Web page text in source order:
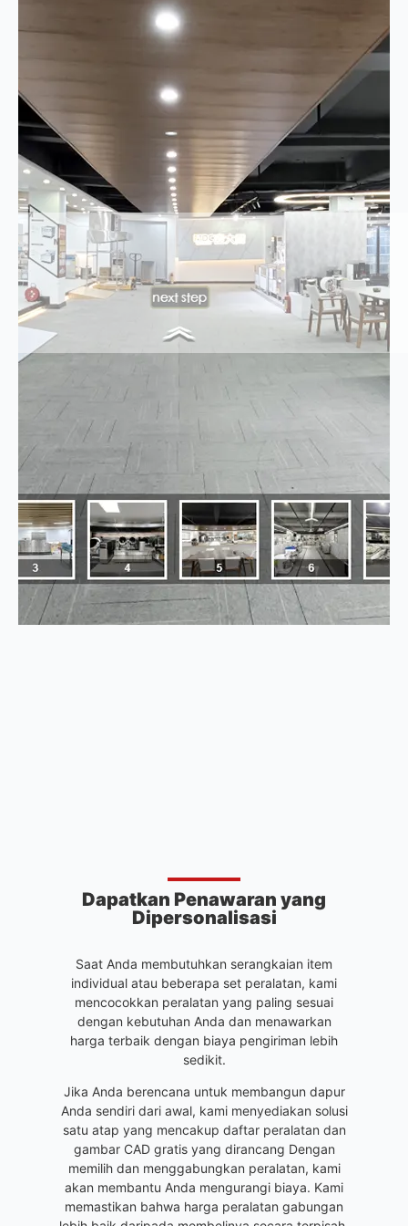
Dapatkan Penawaran yang
Dipersonalisasi
Saat Anda membutuhkan serangkaian item
individual atau beberapa set peralatan, kami
mencocokkan peralatan yang paling sesuai
dengan kebutuhan Anda dan menawarkan
harga terbaik dengan biaya pengiriman lebih
sedikit.
Jika Anda berencana untuk membangun dapur
Anda sendiri dari awal, kami menyediakan solusi
satu atap yang mencakup daftar peralatan dan
gambar CAD gratis yang dirancang Dengan
memilih dan menggabungkan peralatan, kami
akan membantu Anda mengurangi biaya. Kami
memastikan bahwa harga peralatan gabungan